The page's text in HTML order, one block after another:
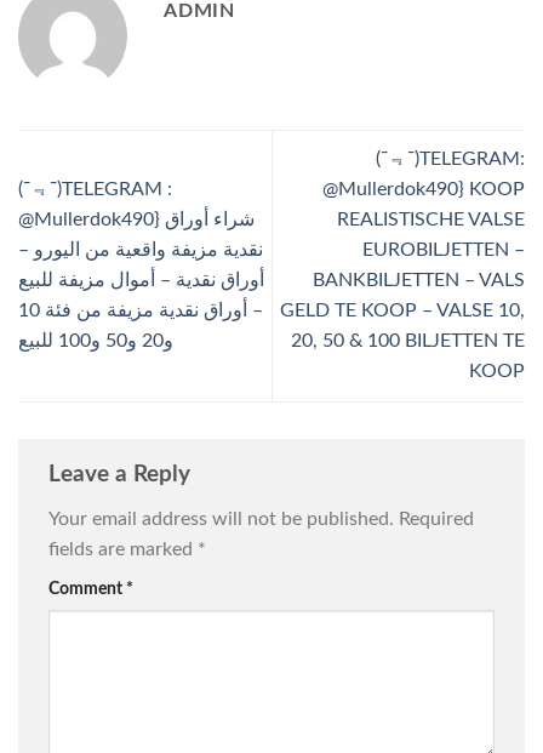
ADMIN
(ˉ﹃ˉ)TELEGRAM :
@Mullerdok490} شراء أوراق
نقدية مزيفة واقعية من اليورو –
أوراق نقدية – أموال مزيفة للبيع
– أوراق نقدية مزيفة من فئة 10
و20 و50 و100 للبيع
(ˉ﹃ˉ)TELEGRAM:
@Mullerdok490} KOOP
REALISTISCHE VALSE
EUROBILJETTEN –
BANKBILJETTEN – VALS
GELD TE KOOP – VALSE 10,
20, 50 & 100 BILJETTEN TE
KOOP
Leave a Reply
Your email address will not be published. Required
fields are marked *
Comment *